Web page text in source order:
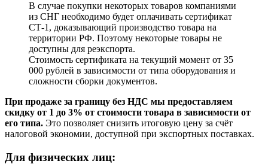
В случае покупки некоторых товаров компаниями
из СНГ необходимо будет оплачивать сертификат
СТ-1, доказывающий производство товара на
территории РФ. Поэтому некоторые товары не
доступны для реэкспорта.
Стоимость сертификата на текущий момент от 35
000 рублей в зависимости от типа оборудования и
сложности сборки документов.
При продаже за границу без НДС мы предоставляем
скидку от 1 до 3% от стоимости товара в зависимости от
его типа. Это позволяет снизить итоговую цену за счёт
налоговой экономии, доступной при экспортных поставках.
Для физических лиц: